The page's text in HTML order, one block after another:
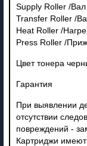
Supply Roller /
Transfer Roller /
Heat Roller /
Press Roller /
Цвет тонера
Гарантия
При выявлении
отсутствии
повреждений -
Картриджи